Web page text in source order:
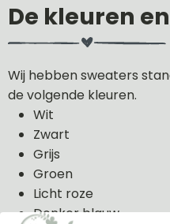
De kleuren
Wij hebben sweaters
de volgende kleuren.
Wit
Zwart
Grijs
Groen
Licht roze
Donker blauw